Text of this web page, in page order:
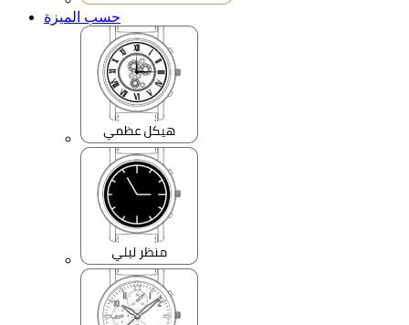
حسب الميزة